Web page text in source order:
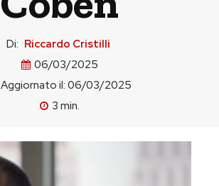
Di: Riccardo Cristilli
06/03/2025
Aggiornato il: 06/03/2025
3 min.